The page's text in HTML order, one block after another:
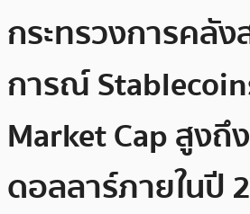
กระทรวงการคลั
การณ์
Market Cap สูงถึ
ดอลลาร์ภายในปี